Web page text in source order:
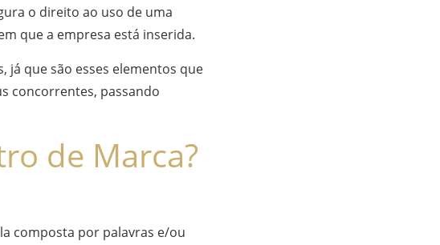
o direito ao uso de uma
que a empresa está inserida.
já que são esses elementos que
concorrentes, passando
de Marca?
composta por palavras e/ou